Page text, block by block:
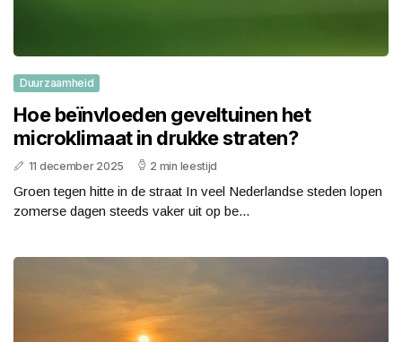
Duurzaamheid
Hoe beïnvloeden geveltuinen het
microklimaat in drukke straten?
11 december 2025 2 min leestijd
Groen tegen hitte in de straat In veel Nederlandse steden lopen
zomerse dagen steeds vaker uit op be...